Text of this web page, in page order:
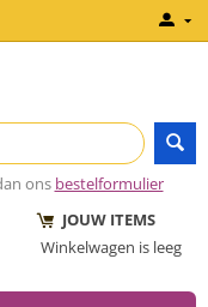
ons bestelformulier
JOUW ITEMS
Winkelwagen is leeg